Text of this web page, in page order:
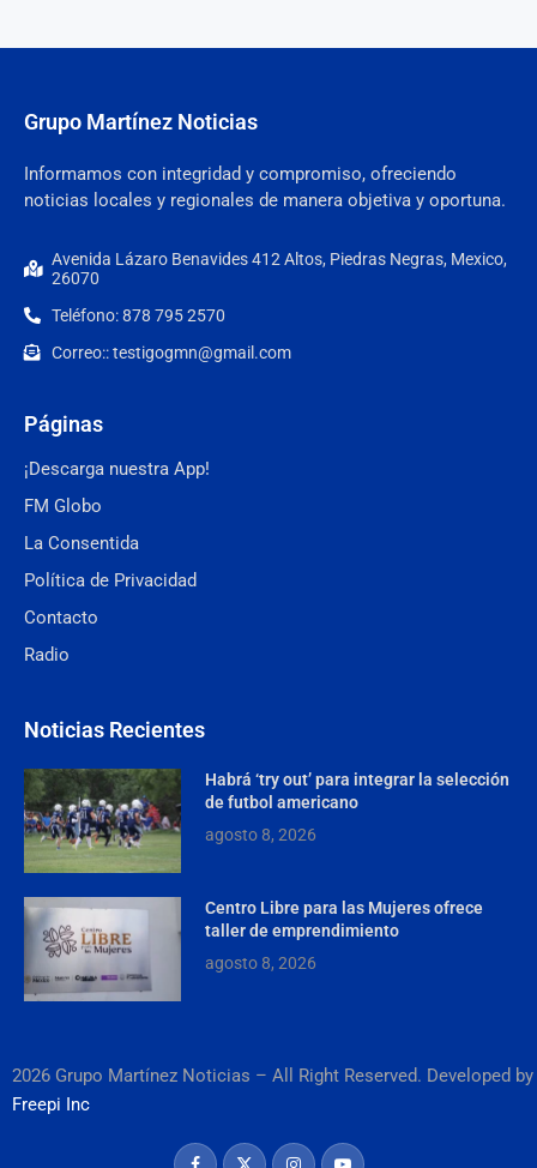
Grupo Martínez Noticias
Informamos con integridad y compromiso, ofreciendo
noticias locales y regionales de manera objetiva y oportuna.
Avenida Lázaro Benavides 412 Altos, Piedras Negras, Mexico,
26070
Teléfono: 878 795 2570
Correo:: testigogmn@gmail.com
Páginas
¡Descarga nuestra App!
FM Globo
La Consentida
Política de Privacidad
Contacto
Radio
Noticias Recientes
Habrá ‘try out’ para integrar la selección
de futbol americano
agosto 8, 2026
Centro Libre para las Mujeres ofrece
taller de emprendimiento
agosto 8, 2026
2026 Grupo Martínez Noticias – All Right Reserved. Developed by
Freepi Inc